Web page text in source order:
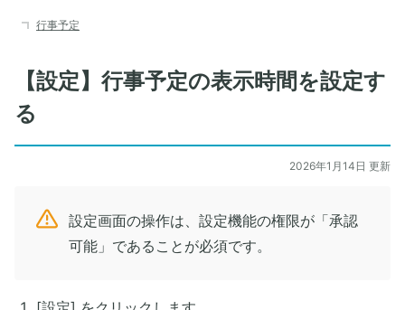
行事予定
【設定】行事予定の表示時間を設定す
る
2026年1月14日 更新
設定画面の操作は、設定機能の権限が「承認
可能」であることが必須です。